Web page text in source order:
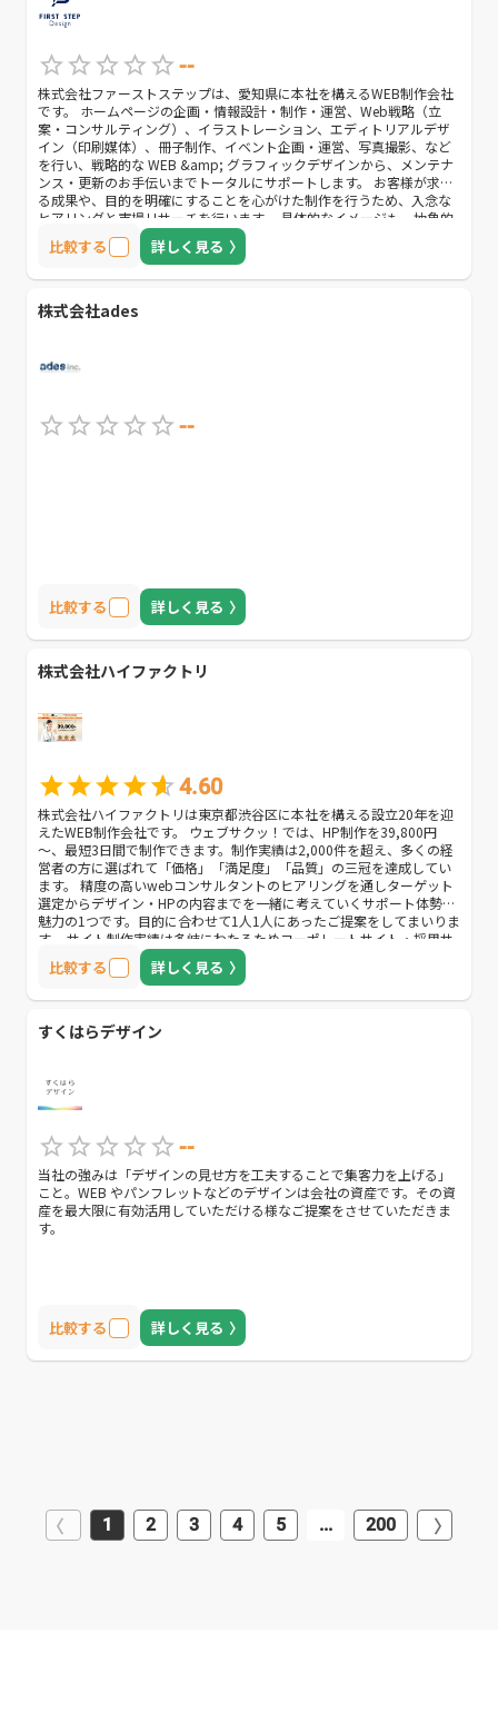
--
株式会社ファーストステップは、愛知県に本社を構えるWEB制作会社
です。 ホームページの企画・情報設計・制作・運営、Web戦略（立
案・コンサルティング）、イラストレーション、エディトリアルデザ
イン（印刷媒体）、冊子制作、イベント企画・運営、写真撮影、など
を行い、戦略的な WEB &amp; グラフィックデザインから、メンテナ
ンス・更新のお手伝いまでトータルにサポートします。 お客様が求め
る成果や、目的を明確にすることを心がけた制作を行うため、入念な
ヒアリングと市場リサーチを行います。 具体的なイメージも、抽象的
なイメージでも、なんでもお聞かせください。 お客様のご回答に合わ
せて最適なご提案をさせていただきます。
比較する 詳しく見る
株式会社ades
--
比較する 詳しく見る
株式会社ハイファクトリ
4.60
株式会社ハイファクトリは東京都渋谷区に本社を構える設立20年を迎
えたWEB制作会社です。 ウェブサクッ！では、HP制作を39,800円
～、最短3日間で制作できます。制作実績は2,000件を超え、多くの経
営者の方に選ばれて「価格」「満足度」「品質」の三冠を達成してい
ます。 精度の高いwebコンサルタントのヒアリングを通しターゲット
選定からデザイン・HPの内容までを一緒に考えていくサポート体勢も
魅力の1つです。目的に合わせて1人1人にあったご提案をしてまいりま
す。 サイト制作実績は多岐にわたるためコーポレートサイト・採用サ
イト・製品紹介サイト（BtoB向け、BtoC向け）・個人サイトまで幅広
く対応可能です。 サイト開設後はリスティング広告運用、リニューア
ルやHPの内容更新の相談、集客方法の相談といったお困りごとへのサ
フォローをしてほしい」方にもおすすめです。
比較する 詳しく見る
すくはらデザイン
--
当社の強みは「デザインの見せ方を工夫することで集客力を上げる」
こと。WEB やパンフレットなどのデザインは会社の資産です。その資
産を最大限に有効活用していただける様なご提案をさせていただきま
す。
比較する 詳しく見る
1 2 3 4 5 ... 200